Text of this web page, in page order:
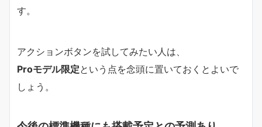
す。
アクションボタンを試してみたい人は、
Proモデル限定という点を念頭に置いておくとよいで
しょう。